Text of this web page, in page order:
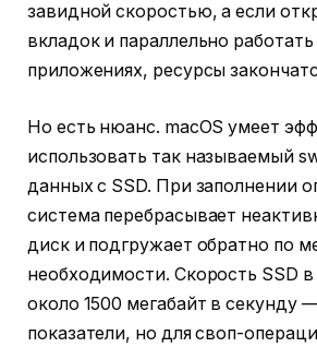
завидной скоростью, а если
вкладок и параллельно
приложениях, ресурсы
Но есть нюанс. macOS умеет
использовать так называемый
данных с SSD. При заполнении
система перебрасывает
диск и подгружает обратно по
необходимости. Скорость SSD в
около 1500 мегабайт в секунду
показатели, но для своп-